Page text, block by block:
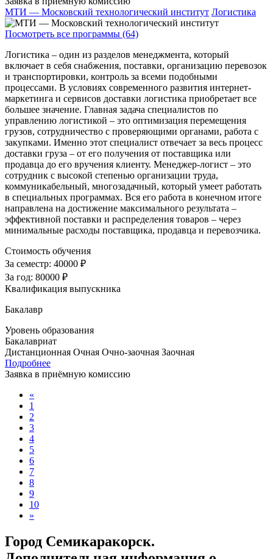
МТИ — Московский технологический институт Логистика
Посмотреть все программы (64)
Логистика – один из разделов менеджмента, который
включает в себя снабжения, поставки, организацию перевозок
и транспортировки, контроль за всеми подобными
процессами. В условиях современного развития интернет-
маркетинга и сервисов доставки логистика приобретает все
большее значение. Главная задача специалистов по
управлению логистикой – это оптимизация перемещения
грузов, сотрудничество с проверяющими органами, работа с
закупками. Именно этот специалист отвечает за весь процесс
доставки груза – от его получения от поставщика или
продавца до его вручения клиенту. Менеджер-логист – это
сотрудник с высокой степенью организации труда,
коммуникабельный, многозадачный, который умеет работать
в специальных программах. Вся его работа в конечном итоге
направлена на достижение максимального результата –
эффективной поставки и распределения товаров – через
минимальные расходы поставщика, продавца и перевозчика.
Стоимость обучения
За семестр: 40000 ₽
За год: 80000 ₽
Квалификация выпускника
Бакалавр
Уровень образования
Бакалавриат
Дистанционная Очная Очно-заочная Заочная
Подробнее
Заявка в приёмную комиссию
«
1
2
3
4
5
6
7
8
9
10
»
Город Семикаракорск.